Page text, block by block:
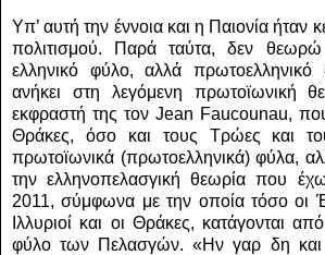
Υπ’ αυτή την έννοια και η Παιονία ήταν
πολιτισμού. Παρά ταύτα, δεν
ελληνικό φύλο, αλλά
ανήκει στη λεγόμενη πρωτοϊωνική
εκφραστή της τον Jean Faucounau,
Θράκες, όσο και τους Τρώες και
πρωτοϊωνικά (πρωτοελληνικά) φύλα,
την ελληνοπελασγική θεωρία που
2011, σύμφωνα με την οποία τόσο οι
Ιλλυριοί και οι Θράκες, κατάγονται
φύλο των Πελασγών.«Ην γαρ δη